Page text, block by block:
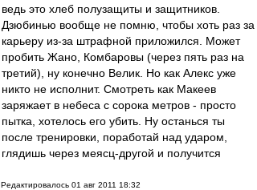
ведь это хлеб полузащиты и защитников.
Дзюбинью вообще не помню, чтобы хоть раз за
карьеру из-за штрафной приложился. Может
пробить Жано, Комбаровы (через пять раз на
третий), ну конечно Велик. Но как Алекс уже
никто не исполнит. Смотреть как Макеев
заряжает в небеса с сорока метров - просто
пытка, хотелось его убить. Ну останься ты
после тренировки, поработай над ударом,
глядишь через меясц-другой и получится
Редактировалось 01 авг 2011 18:32